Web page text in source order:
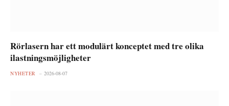
Rörlasern har ett modulärt konceptet med tre olika
ilastningsmöjligheter
NYHETER 2026-08-07